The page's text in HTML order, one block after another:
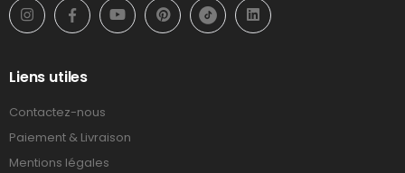
Liens utiles
Contactez-nous
Paiement & Livraison
Mentions légales